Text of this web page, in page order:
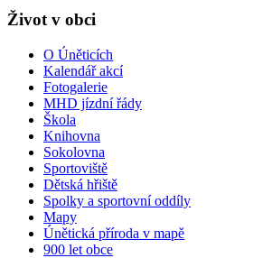
Život v obci
O Úněticích
Kalendář akcí
Fotogalerie
MHD jízdní řády
Škola
Knihovna
Sokolovna
Sportoviště
Dětská hřiště
Spolky a sportovní oddíly
Mapy
Únětická příroda v mapě
900 let obce